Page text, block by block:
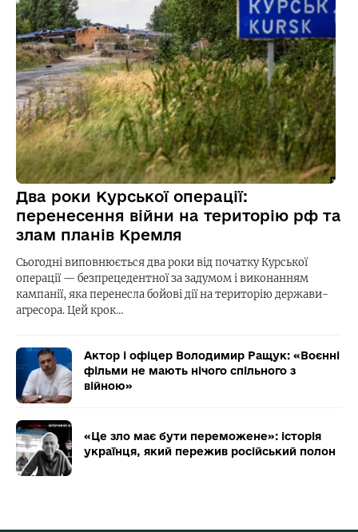
Два роки Курської операції:
перенесення війни на територію рф та
злам планів Кремля
Сьогодні виповнюється два роки від початку Курської
операції — безпрецедентної за задумом і виконанням
кампанії, яка перенесла бойові дії на територію держави-
агресора. Цей крок…
Актор і офіцер Володимир Ращук: «Воєнні
фільми не мають нічого спільного з
війною»
«Це зло має бути переможене»: історія
українця, який пережив російський полон